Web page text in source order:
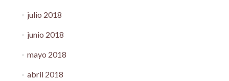
julio 2018
junio 2018
mayo 2018
abril 2018